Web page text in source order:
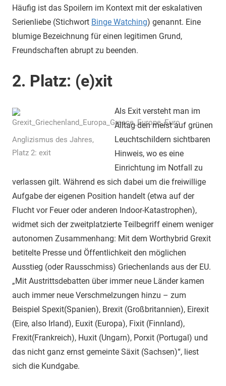
Häufig ist das Spoilern im Kontext mit der eskalativen
Serienliebe (Stichwort Binge Watching) genannt. Eine
blumige Bezeichnung für einen legitimen Grund,
Freundschaften abrupt zu beenden.
2. Platz: (e)xit
Anglizismus des Jahres,
Platz 2: exit
Als Exit versteht man im
Alltag den meist auf grünen
Leuchtschildern sichtbaren
Hinweis, wo es eine
Einrichtung im Notfall zu
verlassen gilt. Während es sich dabei um die freiwillige
Aufgabe der eigenen Position handelt (etwa auf der
Flucht vor Feuer oder anderen Indoor-Katastrophen),
widmet sich der zweitplatzierte Teilbegriff einem weniger
autonomen Zusammenhang: Mit dem Worthybrid Grexit
betitelte Presse und Öffentlichkeit den möglichen
Ausstieg (oder Rausschmiss) Griechenlands aus der EU.
„Mit Austrittsdebatten über immer neue Länder kamen
auch immer neue Verschmelzungen hinzu – zum
Beispiel Spexit(Spanien), Brexit (Großbritannien), Eirexit
(Eire, also Irland), Euxit (Europa), Fixit (Finnland),
Frexit(Frankreich), Huxit (Ungarn), Porxit (Portugal) und
das nicht ganz ernst gemeinte Säxit (Sachsen)“, liest
sich die Kundgabe.